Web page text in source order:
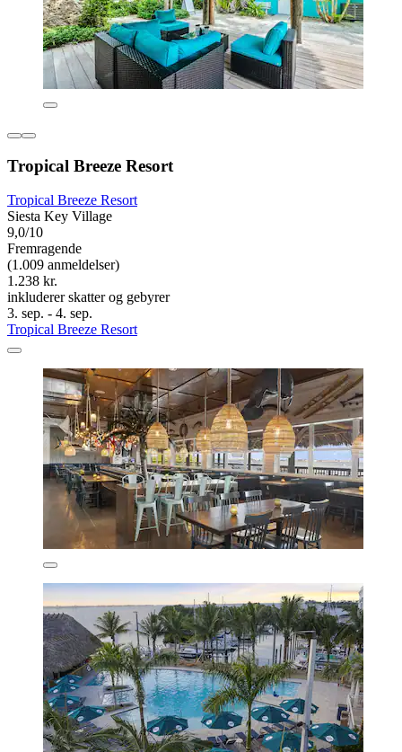
Tropical Breeze Resort
Tropical Breeze Resort
Siesta Key Village
9,0/10
Fremragende
(1.009 anmeldelser)
1.238 kr.
inkluderer skatter og gebyrer
3. sep. - 4. sep.
Tropical Breeze Resort